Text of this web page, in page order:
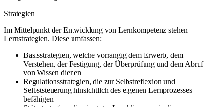
Strategien
Im Mittelpunkt der Entwicklung von Lernkompetenz stehen
Lernstrategien. Diese umfassen:
Basisstrategien, welche vorrangig dem Erwerb, dem
Verstehen, der Festigung, der Überprüfung und dem Abruf
von Wissen dienen
Regulationsstrategien, die zur Selbstreflexion und
Selbststeuerung hinsichtlich des eigenen Lernprozesses
befähigen